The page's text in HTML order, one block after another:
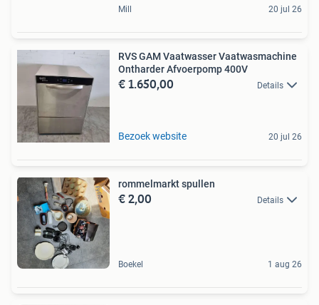
Mill 20 jul 26
RVS GAM Vaatwasser Vaatwasmachine
Ontharder Afvoerpomp 400V
€ 1.650,00 Details
Bezoek website 20 jul 26
rommelmarkt spullen
€ 2,00 Details
Boekel 1 aug 26